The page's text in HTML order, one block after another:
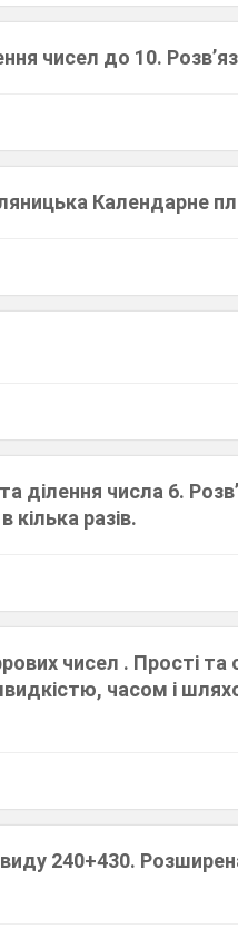
чисел до 10.
Календарне
ділення числа 6.
разів.
чисел . Прості та
часом і
240+430.